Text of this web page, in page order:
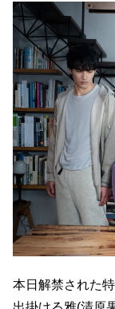
本日解禁された